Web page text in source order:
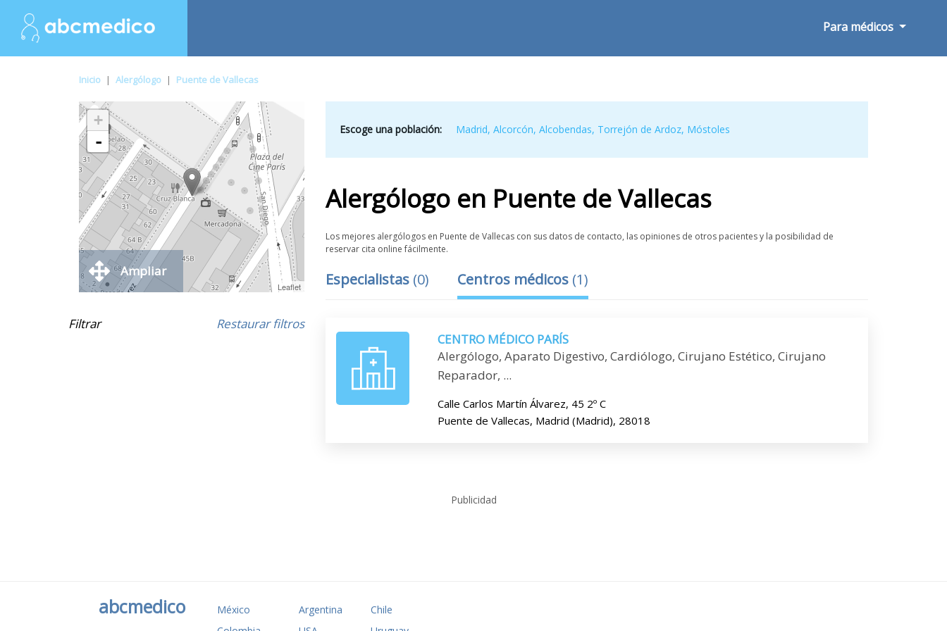
Para médicos
Inicio | Alergólogo | Puente de Vallecas
+
-
Leaflet
Ampliar
Filtrar Restaurar filtros
Escoge una población: Madrid,Alcorcón,Alcobendas, Torrejón de Ardoz, Móstoles
Alergólogo en Puente de Vallecas
Los mejores alergólogos en Puente de Vallecas con sus datos de contacto, las opiniones de otros pacientes y la posibilidad de
reservar cita online fácilmente.
Especialistas (0) Centros médicos (1)
CENTRO MÉDICO PARÍS
Alergólogo, Aparato Digestivo, Cardiólogo, Cirujano Estético, Cirujano
Reparador, ...
Calle Carlos Martín Álvarez, 45 2º C
Puente de Vallecas, Madrid (Madrid), 28018
Publicidad
abcmedico México Argentina
Chile